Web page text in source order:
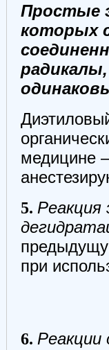
Простые
которых
медицине
5. Реакция
при
6. Реакции